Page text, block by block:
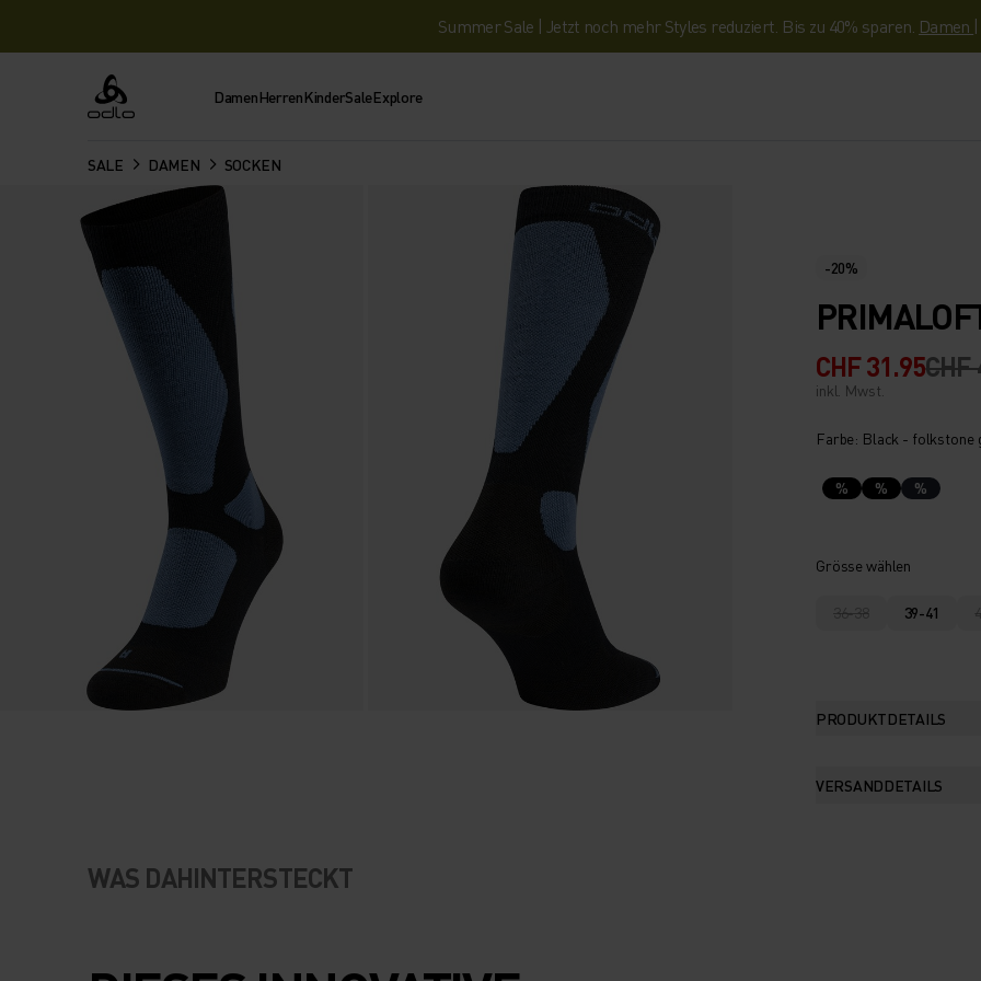
Summer Sale | Jetzt noch mehr Styles reduziert. Bis zu 40% sparen. Damen |
Odlo DamenHerrenKinderSaleExplore
SALE DAMEN SOCKEN
-20%
CHF 31.95CHF
inkl. Mwst.
Farbe: Black - folkstone
% % %
Grösse wählen
36-38 39-41
PRODUKTDETAILS
VERSANDDETAILS
WAS DAHINTERSTECKT